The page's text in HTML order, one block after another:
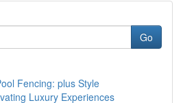
Go
Fencing: plus Style
Luxury Experiences